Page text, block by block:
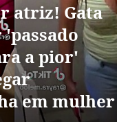
atriz! Gata
a pior'
em mulher